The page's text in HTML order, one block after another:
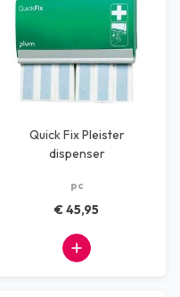
Quick Fix Pleister
dispenser
pc
€ 45,95